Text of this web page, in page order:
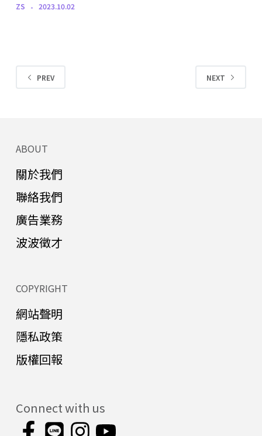
ZS 2023.10.02
PREV NEXT
ABOUT
關於我們
聯絡我們
廣告業務
波波徵才
COPYRIGHT
網站聲明
隱私政策
版權回報
Connect with us